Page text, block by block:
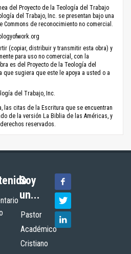
del Proyecto de la Teología del Trabajo
del Trabajo, Inc. se presentan bajo una
Commons de reconocimiento no comercial.
(copiar, distribuir y transmitir esta obra) y
para uso no comercial, con la
es del Proyecto de la Teología del
que sugiera que este le apoya a usted o a
del Trabajo, Inc.
las citas de la Escritura que se encuentran
de la versión La Biblia de las Américas, y
reservados.
Soy
un...
Pastor
Académico
Cristiano